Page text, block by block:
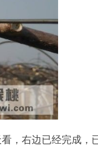
，右边已经完成，